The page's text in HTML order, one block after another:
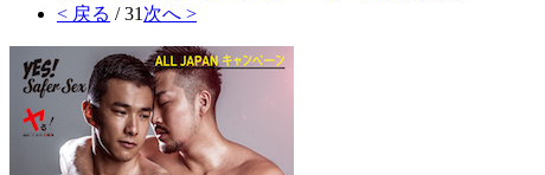
< 戻る / 31 次へ >